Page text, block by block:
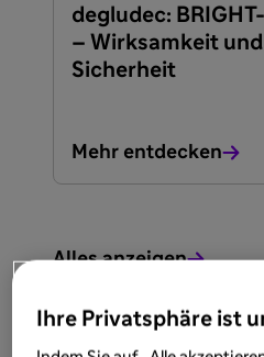
degludec:
– Wirksamkeit und
Sicherheit
Mehr entdecken
Alles anzeigen
Nützliche Links
Ihre Privatsphäre ist